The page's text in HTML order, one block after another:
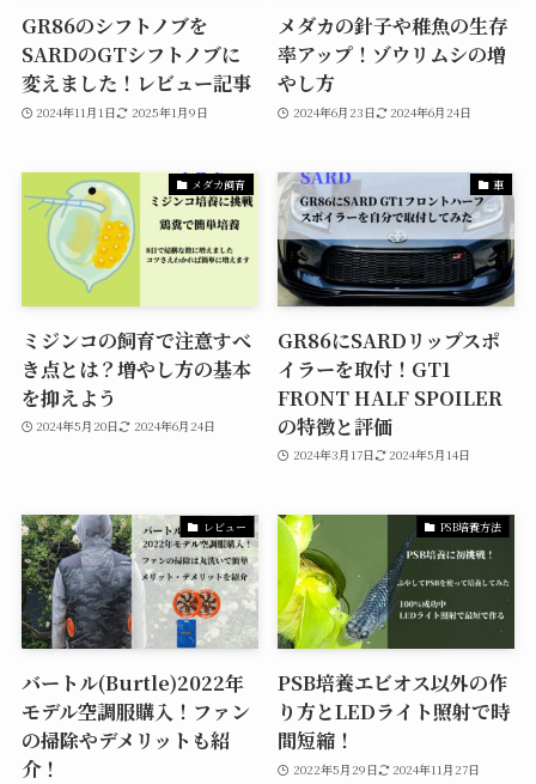
GR86のシフトノブを
SARDのGTシフトノブに
変えました！レビュー記事
2024年11月1日 2025年1月9日
メダカの針子や稚魚の生存
率アップ！ゾウリムシの増
やし方
2024年6月23日 2024年6月24日
メダカ飼育
ミジンコの飼育で注意すべ
き点とは？増やし方の基本
を抑えよう
2024年5月20日 2024年6月24日
車
GR86にSARDリップスポ
イラーを取付！GT1
FRONT HALF SPOILER
の特徴と評価
2024年3月17日 2024年5月14日
レビュー
バートル(Burtle)2022年
モデル空調服購入！ファン
の掃除やデメリットも紹
介！
PSB培養方法
PSB培養エビオス以外の作
り方とLEDライト照射で時
間短縮！
2022年5月29日 2024年11月27日